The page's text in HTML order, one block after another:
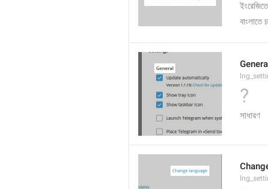
বাংলাতে
?
সাধারণ